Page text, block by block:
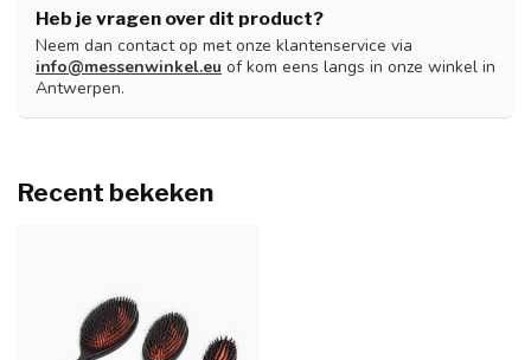
Heb je vragen over dit product?
Neem dan contact op met onze klantenservice via
info@messenwinkel.eu of kom eens langs in onze winkel in
Antwerpen.
Recent bekeken